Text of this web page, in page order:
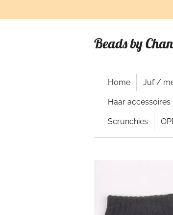
direct
Beads by
Home Juf /
Haar accessoires
Scrunchies